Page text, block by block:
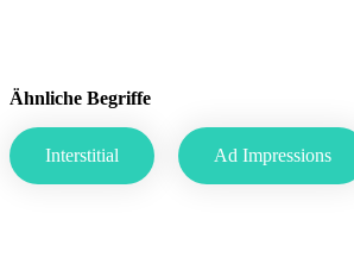
Ähnliche Begriffe
Interstitial Ad Impressions